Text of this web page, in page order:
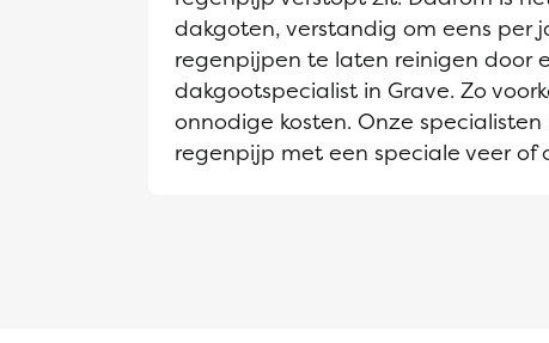
dakgoten, verstandig om eens per
regenpijpen te laten reinigen door
dakgootspecialist in Grave. Zo
onnodige kosten. Onze
regenpijp met een speciale veer of